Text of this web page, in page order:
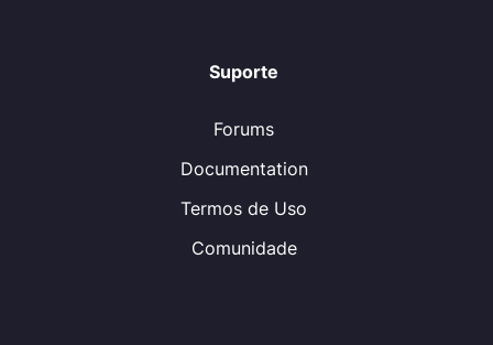
Suporte
Forums
Documentation
Termos de Uso
Comunidade